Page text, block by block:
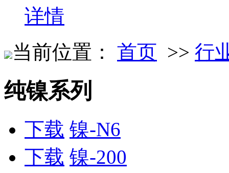
详情
当前位置： 首页 >> 行
纯镍系列
下载 镍-N6
下载 镍-200